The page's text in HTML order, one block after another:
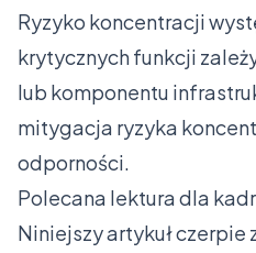
Ryzyko koncentracji
krytycznych funkcji
lub komponentu
mitygacja ryzyka
odporności.
Polecana lektura dla
Niniejszy artykuł